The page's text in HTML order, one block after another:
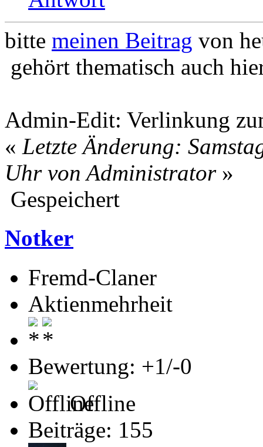
bitte meinen Beitrag von
gehört thematisch auch
Admin-Edit: Verlinkung
« Letzte Änderung:
Uhr von Administrator»
Gespeichert
Notker
Fremd-Claner
Aktienmehrheit
Bewertung: +1/-0
Offline
Beiträge: 155